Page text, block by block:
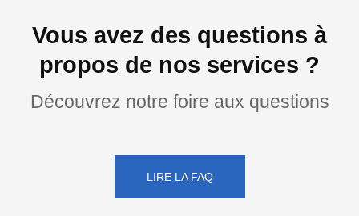
Vous avez des questions à
propos de nos services ?
Découvrez notre foire aux questions
LIRE LA FAQ